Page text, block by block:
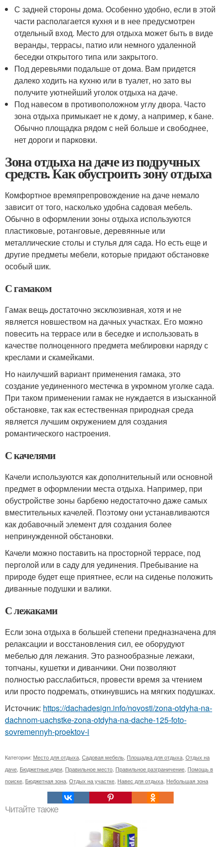
С задней стороны дома. Особенно удобно, если в этой
части располагается кухня и в нее предусмотрен
отдельный вход. Место для отдыха может быть в виде
веранды, террасы, патио или немного удаленной
беседки открытого типа или закрытого.
Под деревьями подальше от дома. Вам придется
далеко ходить на кухню или в туалет, но зато вы
получите уютнейший уголок отдыха на даче.
Под навесом в противоположном углу двора. Часто
зона отдыха примыкает не к дому, а например, к бане.
Обычно площадка рядом с ней больше и свободнее,
нет дороги и парковки.
Зона отдыха на даче из подручных
средств. Как обустроить зону отдыха
Комфортное времяпрепровождение на даче немало
зависит от того, насколько удобна садовая мебель.
Обычно в оформлении зоны отдыха используются
пластиковые, ротанговые, деревянные или
металлические столы и стулья для сада. Но есть еще и
другие предметы мебели, которые придают обстановке
особый шик.
С гамаком
Гамак вещь достаточно эксклюзивная, хотя и не
является новшеством на дачных участках. Его можно
повесить на террасе или в беседке и использовать в
качестве полноценного предмета меблировки наряду с
креслами и скамейками.
Но наилучший вариант применения гамака, это
создание уединенного местечка в укромном уголке сада.
При таком применении гамак не нуждается в изысканной
обстановке, так как естественная природная среда
является лучшим окружением для создания
романтического настроения.
С качелями
Качели используются как дополнительный или основной
предмет в оформлении места отдыха. Например, при
обустройстве зоны барбекю недостаточно даже самых
вместительных качелей. Поэтому они устанавливаются
как добавочный элемент для создания более
непринужденной обстановки.
Качели можно поставить на просторной террасе, под
перголой или в саду для уединения. Пребывание на
природе будет еще приятнее, если на сиденье положить
диванные подушки и валики.
С лежаками
Если зона отдыха в большей степени предназначена для
релаксации и восстановления сил, ее оборудуют
мебелью для лежания. Это разнообразные лежаки,
топчаны, кушетки и диванчики. Они позволяют
полностью расслабиться, провести время за чтением
или просто подремать, откинувшись на мягких подушках.
Источник: https://dachadesign.info/novosti/zona-otdyha-na-
dachnom-uachstke-zona-otdyha-na-dache-125-foto-
sovremennyh-proektov-i
Категории: Место для отдыха Садовая мебель Площадка для отдыха Отдых на
даче Бюджетные идеи Правильное место Правильное разграничение Помощь в
поиске Бюджетная зона Отдых на участке Навес для отдыха Небольшая зона
Читайте также